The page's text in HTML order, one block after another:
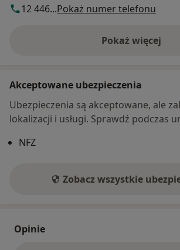
12 446...Pokaż numer telefonu
Pokaż więcej
o adresie
Akceptowane ubezpieczenia
Ubezpieczenia są akceptowane, ale
lokalizacji i usługi. Sprawdź podczas
NFZ
Zobacz wszystkie
Opinie